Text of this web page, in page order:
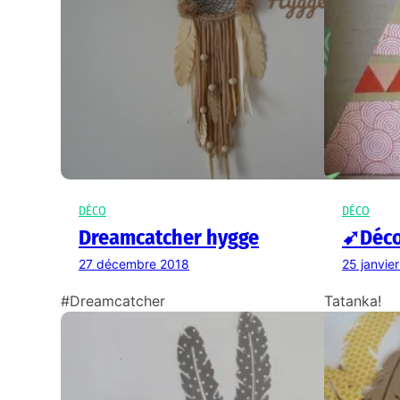
DÉCO
Dreamcatcher hygge
27 décembre 2018
#Dreamcatcher
DÉCO
25
Tatanka!